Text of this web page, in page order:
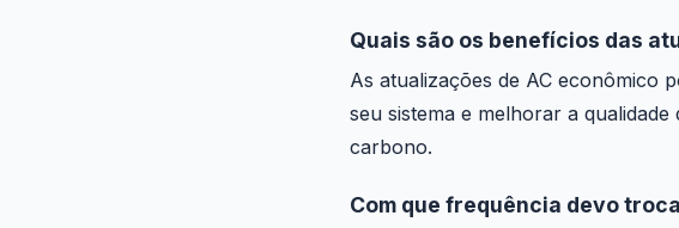
Quais são os benefícios das
As atualizações de AC econômico
seu sistema e melhorar a
carbono.
Com que frequência devo